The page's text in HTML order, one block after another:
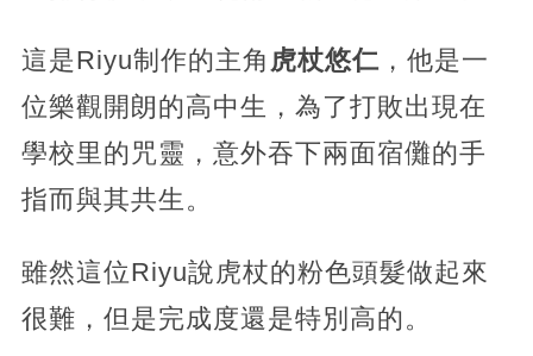
這是Riyu制作的主角 虎杖悠仁，他是一
位樂觀開朗的高中生， 為了打敗出現在
學校里的咒靈，意外吞下兩面宿儺的手
指而與其共生。
雖然這位Riyu說虎杖的粉色頭髮做起來
很難，但是完成度還是特別高的。